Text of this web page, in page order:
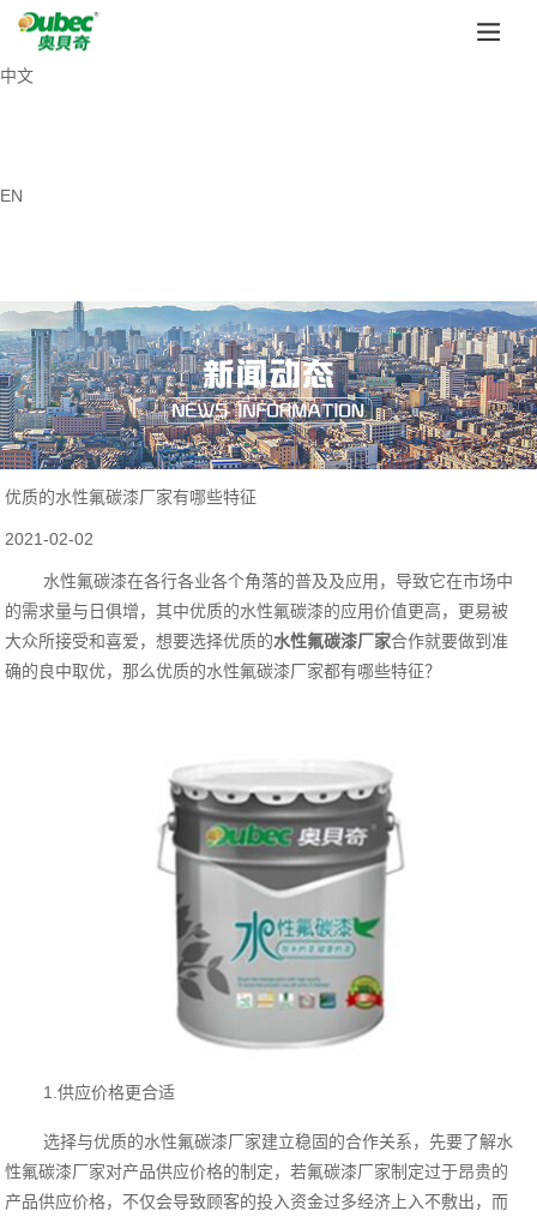
中文
EN
优质的水性氟碳漆厂家有哪些特征
2021-02-02
水性氟碳漆在各行各业各个角落的普及及应用，导致它在市场中
的需求量与日俱增，其中优质的水性氟碳漆的应用价值更高，更易被
大众所接受和喜爱，想要选择优质的水性氟碳漆厂家合作就要做到准
确的良中取优，那么优质的水性氟碳漆厂家都有哪些特征？
1.供应价格更合适
选择与优质的水性氟碳漆厂家建立稳固的合作关系，先要了解水
性氟碳漆厂家对产品供应价格的制定，若氟碳漆厂家制定过于昂贵的
产品供应价格，不仅会导致顾客的投入资金过多经济上入不敷出，而